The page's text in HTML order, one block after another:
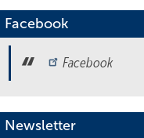
Facebook
Facebook
Newsletter